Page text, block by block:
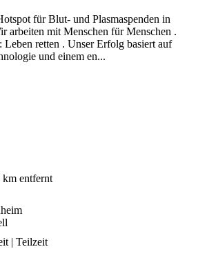
für Blut- und Plasmaspenden in
arbeiten mit Menschen für Menschen .
Leben retten . Unser Erfolg basiert auf
und einem en...
km entfernt
| Teilzeit